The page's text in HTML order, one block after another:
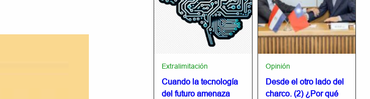
Extralimitación
Cuando la tecnología
del futuro amenaza
Opinión
Desde el otro lado del
charco. (2) ¿Por qué